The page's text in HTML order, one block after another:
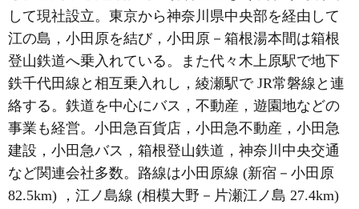
して現社設立。東京から神奈川県中央部を経由して
江の島，小田原を結び，小田原－箱根湯本間は箱根
登山鉄道へ乗入れている。また代々木上原駅で地下
鉄千代田線と相互乗入れし，綾瀬駅で JR常磐線と連
絡する。鉄道を中心にバス，不動産，遊園地などの
事業も経営。小田急百貨店，小田急不動産，小田急
建設，小田急バス，箱根登山鉄道，神奈川中央交通
など関連会社多数。路線は小田原線 (新宿－小田原
82.5km) ，江ノ島線 (相模大野－片瀬江ノ島 27.4km)